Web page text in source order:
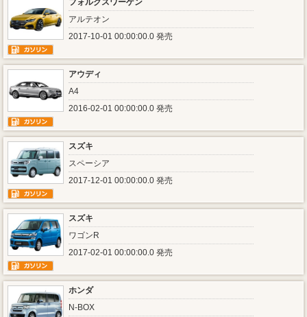
フォルクスワーゲン
アルテオン
2017-10-01 00:00:00.0 発売
アウディ
A4
2016-02-01 00:00:00.0 発売
スズキ
スペーシア
2017-12-01 00:00:00.0 発売
スズキ
ワゴンR
2017-02-01 00:00:00.0 発売
ホンダ
N-BOX